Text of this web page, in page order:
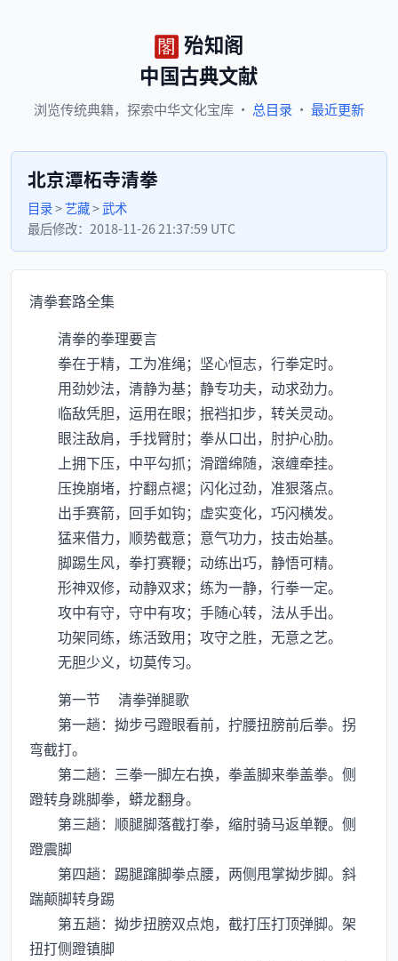
殆知阁
中国古典文献
浏览传统典籍， 探索中华文化宝库 · 总目录 · 最近更新
北京潭柘寺清拳
目录>艺藏>武术
最后修改： 2018-11-26 21:37:59 UTC
清拳套路全集
清拳的拳理要言
拳在于精，工为准绳；坚心恒志，行拳定时。
用劲妙法，清静为基；静专功夫，动求劲力。
临敌凭胆，运用在眼；抿裆扣步，转关灵动。
眼注敌肩，手找臂肘；拳从口出，肘护心肋。
上拥下压，中平勾抓；滑蹭绵随，滾缠牵挂。
压挽崩堵，拧翻点褪；闪化过劲，准狠落点。
出手赛箭，回手如钩；虚实变化，巧闪横发。
猛来借力，顺势截意；意气功力，技击始基。
脚踢生风，拳打赛鞭；动练出巧，静悟可精。
形神双修，动静双求；练为一静，行拳一定。
攻中有守，守中有攻；手随心转，法从手出。
功架同练，练活致用；攻守之胜，无意之艺。
无胆少义，切莫传习。
第一节 清拳弹腿歌
第一趟：拗步弓蹬眼看前，拧腰扭膀前后拳。拐
弯截打。
第二趟：三拳一脚左右换，拳盖脚来拳盖拳。侧
蹬转身跳脚拳，蟒龙翻身。
第三趟：顺腿脚落截打拳，缩肘骑马返单鞭。侧
蹬震脚
第四趟：踢腿蹿脚拳点腰，两侧甩掌拗步脚。斜
踹颠脚转身踢
第五趟：拗步扭膀双点炮，截打压打顶弹脚。架
扭打侧蹬镇脚